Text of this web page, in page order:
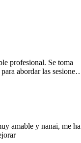
profesional. Se toma
abordar las sesiones
cálida y en confianza.
gracias a su ayuda.
amable y nanai, me ha